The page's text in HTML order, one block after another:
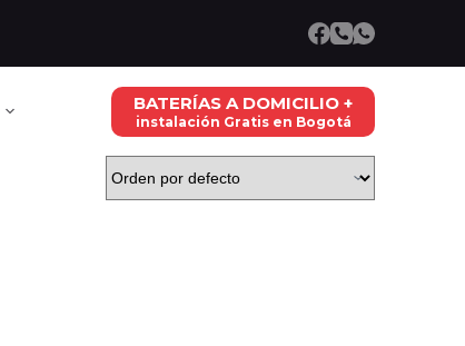
BATERÍAS A DOMICILIO +
instalación Gratis en Bogotá